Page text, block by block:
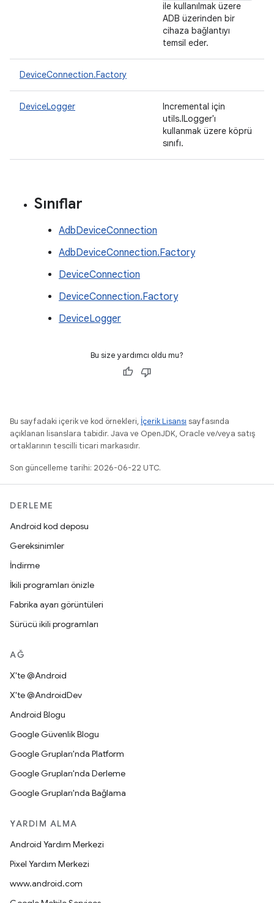
ile kullanılmak üzere
ADB üzerinden bir
cihaza bağlantıyı
temsil eder.
DeviceConnection.Factory
DeviceLogger
Incremental için
utils.ILogger'ı
kullanmak üzere köprü
sınıfı.
Sınıflar
AdbDeviceConnection
AdbDeviceConnection.Factory
DeviceConnection
DeviceConnection.Factory
DeviceLogger
Bu size yardımcı oldu mu?
Bu sayfadaki içerik ve kod örnekleri, İçerik Lisansı sayfasında
açıklanan lisanslara tabidir. Java ve OpenJDK, Oracle ve/veya satış
ortaklarının tescilli ticari markasıdır.
Son güncelleme tarihi: 2026-06-22 UTC.
DERLEME
Android kod deposu
Gereksinimler
İndirme
İkili programları önizle
Fabrika ayarı görüntüleri
Sürücü ikili programları
AĞ
X'te @Android
X'te @AndroidDev
Android Blogu
Google Güvenlik Blogu
Google Grupları'nda Platform
Google Grupları'nda Derleme
Google Grupları'nda Bağlama
YARDIM ALMA
Android Yardım Merkezi
Pixel Yardım Merkezi
www.android.com